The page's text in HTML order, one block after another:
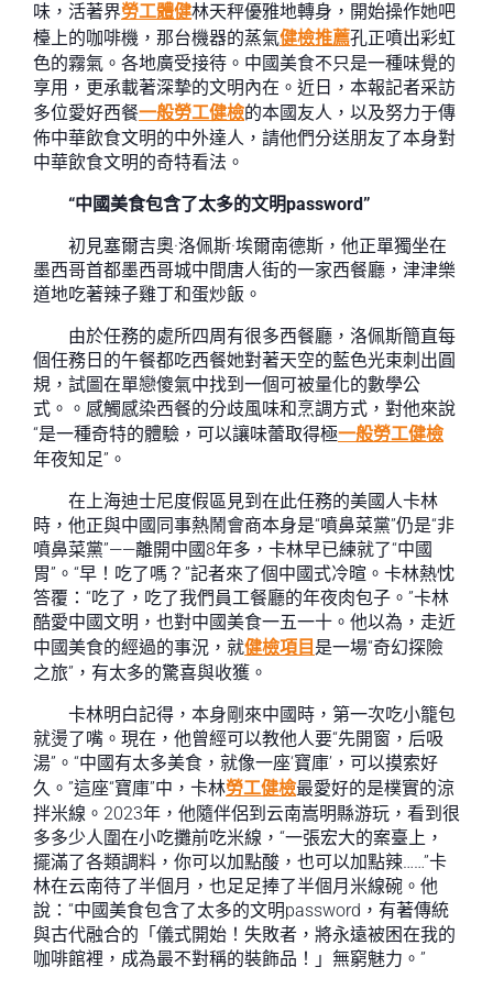
味，活著界勞工體健林天秤優雅地轉身，開始操作她吧
檯上的咖啡機，那台機器的蒸氣健檢推薦孔正噴出彩虹
色的霧氣。各地廣受接待。中國美食不只是一種味覺的
享用，更承載著深摯的文明內在。近日，本報記者采訪
多位愛好西餐一般勞工健檢的本國友人，以及努力于傳
佈中華飲食文明的中外達人，請他們分送朋友了本身對
中華飲食文明的奇特看法。
“中國美食包含了太多的文明password”
初見塞爾吉奧·洛佩斯·埃爾南德斯，他正單獨坐在
墨西哥首都墨西哥城中間唐人街的一家西餐廳，津津樂
道地吃著辣子雞丁和蛋炒飯。
由於任務的處所四周有很多西餐廳，洛佩斯簡直每
個任務日的午餐都吃西餐她對著天空的藍色光束刺出圓
規，試圖在單戀傻氣中找到一個可被量化的數學公
式。。感觸感染西餐的分歧風味和烹調方式，對他來說
“是一種奇特的體驗，可以讓味蕾取得極一般勞工健檢
年夜知足”。
在上海迪士尼度假區見到在此任務的美國人卡林
時，他正與中國同事熱鬧會商本身是“噴鼻菜黨”仍是“非
噴鼻菜黨”——離開中國8年多，卡林早已練就了“中國
胃”。“早！吃了嗎？”記者來了個中國式冷暄。卡林熱忱
答覆：“吃了，吃了我們員工餐廳的年夜肉包子。”卡林
酷愛中國文明，也對中國美食一五一十。他以為，走近
中國美食的經過的事況，就健檢項目 是一場“奇幻探險
之旅”，有太多的驚喜與收獲。
卡林明白記得，本身剛來中國時，第一次吃小籠包
就燙了嘴。現在，他曾經可以教他人要“先開窗，后吸
湯”。“中國有太多美食，就像一座‘寶庫’，可以摸索好
久。”這座“寶庫”中，卡林勞工健檢最愛好的是樸實的涼
拌米線。2023年，他隨伴侶到云南嵩明縣游玩，看到很
多多少人圍在小吃攤前吃米線，“一張宏大的案臺上，
擺滿了各類調料，你可以加點酸，也可以加點辣……”卡
林在云南待了半個月，也足足捧了半個月米線碗。他
說：“中國美食包含了太多的文明password，有著傳統
與古代融合的「儀式開始！失敗者，將永遠被困在我的
咖啡館裡，成為最不對稱的裝飾品！」無窮魅力。”